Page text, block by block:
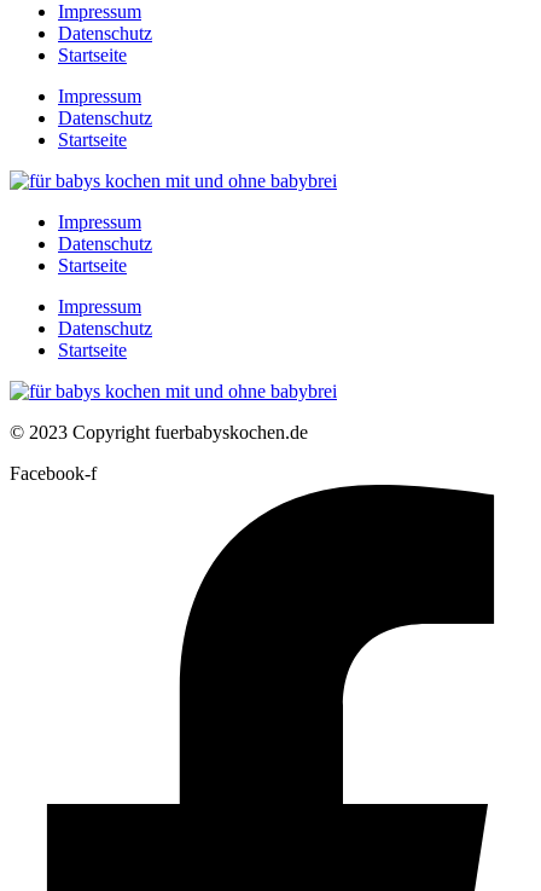
Impressum
Datenschutz
Startseite
Impressum
Datenschutz
Startseite
Impressum
Datenschutz
Startseite
Impressum
Datenschutz
Startseite
© 2023 Copyright fuerbabyskochen.de
Facebook-f